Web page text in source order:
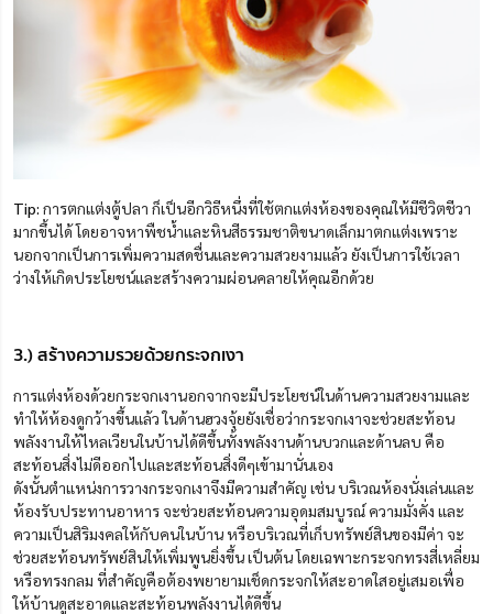
Tip: การตกแต่งตู้ปลา ก็เป็นอีกวิธีหนึ่งที่ใช้ตกแต่งห้องของคุณให้มีชีวิตชีวา
มากขึ้นได้ โดยอาจหาพืชน้ำและหินสีธรรมชาติขนาดเล็กมาตกแต่งเพราะ
นอกจากเป็นการเพิ่มความสดชื่นและความสวยงามแล้ว ยังเป็นการใช้เวลา
ว่างให้เกิดประโยชน์และสร้างความผ่อนคลายให้คุณอีกด้วย
3.) สร้างความรวยด้วยกระจกเงา
การแต่งห้องด้วยกระจกเงานอกจากจะมีประโยชน์ในด้านความสวยงามและ
ทำให้ห้องดูกว้างขึ้นแล้ว ในด้านฮวงจุ้ยยังเชื่อว่ากระจกเงาจะช่วยสะท้อน
พลังงานให้ไหลเวียนในบ้านได้ดีขึ้นทั้งพลังงานด้านบวกและด้านลบ คือ
สะท้อนสิ่งไม่ดีออกไปและสะท้อนสิ่งดีๆเข้ามานั่นเอง
ดังนั้นตำแหน่งการวางกระจกเงาจึงมีความสำคัญ เช่น บริเวณห้องนั่งเล่นและ
ห้องรับประทานอาหาร จะช่วยสะท้อนความอุดมสมบูรณ์ ความมั่งคั่ง และ
ความเป็นสิริมงคลให้กับคนในบ้าน หรือบริเวณที่เก็บทรัพย์สินของมีค่า จะ
ช่วยสะท้อนทรัพย์สินให้เพิ่มพูนยิ่งขึ้น เป็นต้น โดยเฉพาะกระจกทรงสี่เหลี่ยม
หรือทรงกลม ที่สำคัญคือต้องพยายามเช็ดกระจกให้สะอาดใสอยู่เสมอเพื่อ
ให้บ้านดูสะอาดและสะท้อนพลังงานได้ดีขึ้น